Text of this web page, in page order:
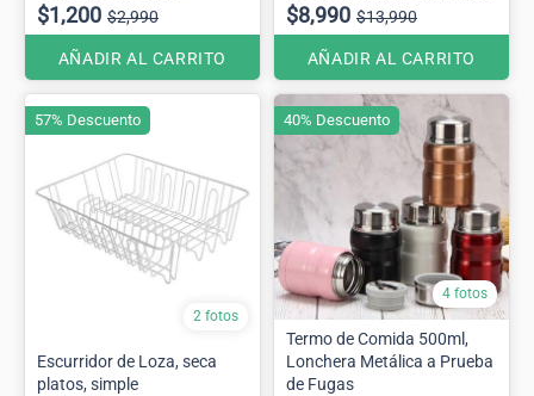
$1,200 $2,990
AÑADIR AL CARRITO
$8,990 $13,990
AÑADIR AL CARRITO
2 fotos
Escurridor de Loza, seca
platos, simple
57% Descuento
4 fotos
Termo de Comida 500ml,
Lonchera Metálica a Prueba
de Fugas
40% Descuento